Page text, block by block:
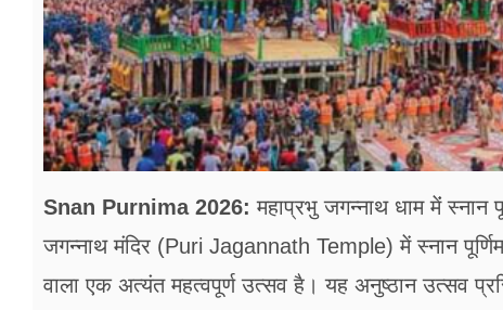
अन्य खबरें
Snan Purnima 2026: महाप्रभु जगन्नाथ धाम मेंं स्नान
जगन्नाथ मंदिर (Puri Jagannath Temple) में स्नान पूर्णिमा
वाला एक अत्यंत महत्वपूर्ण उत्सव है। यह अनुष्ठान उत्सव